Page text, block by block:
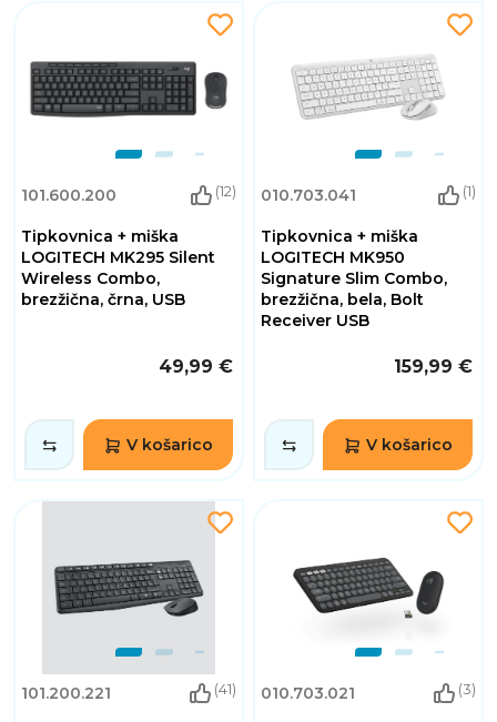
101.600.200 (12)
Tipkovnica + miška
LOGITECH MK295 Silent
Wireless Combo,
brezžična, črna, USB
49,99 €
V košarico
010.703.041 (1)
Tipkovnica + miška
LOGITECH MK950
Signature Slim Combo,
brezžična, bela, Bolt
Receiver USB
159,99 €
V košarico
101.200.221 (41) 010.703.021 (3)